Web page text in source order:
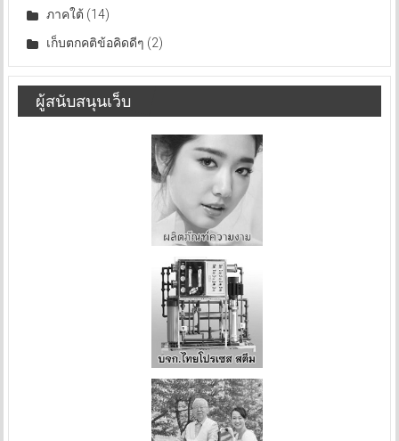
ภาคใต้(14)
เก็บตกคติข้อคิดดีๆ (2)
ผู้สนับสนุนเว็บ